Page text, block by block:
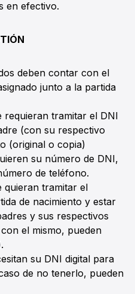
en efectivo.
deben contar con el
junto a la partida
requieran tramitar el DNI
(con su respectivo
(original o copia)
su número de DNI,
de teléfono.
quieran tramitar el
de nacimiento y estar
y sus respectivos
el mismo, pueden
su DNI digital para
de no tenerlo, pueden